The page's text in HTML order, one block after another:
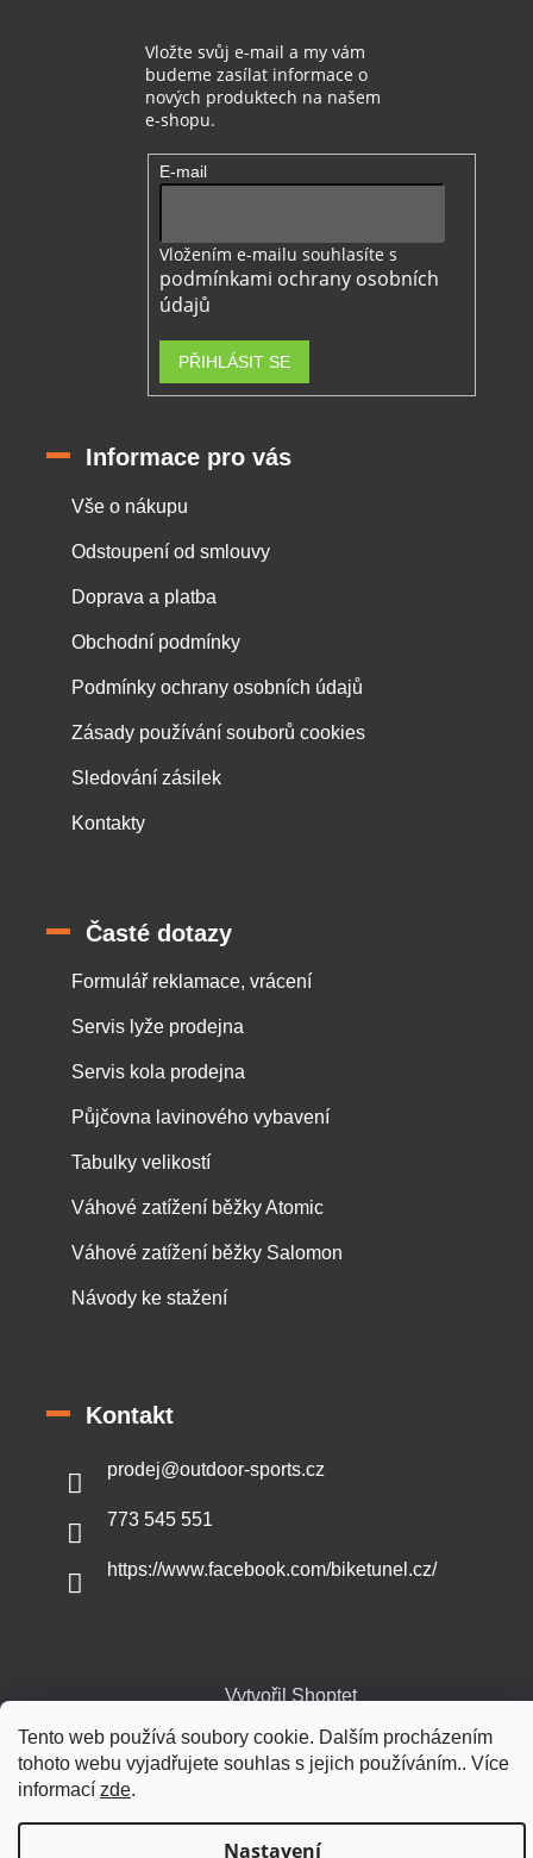
Tento web používá soubory cookie. Dalším procházením
tohoto webu vyjadřujete souhlas s jejich používáním.. Více
informací zde.
Nastavení
Vložte svůj e-mail a my vám
budeme zasílat informace o
nových produktech na našem
e-shopu.
E-mail
Vložením e-mailu souhlasíte s
podmínkami ochrany osobních
údajů
PŘIHLÁSIT SE
Informace pro vás
Vše o nákupu
Odstoupení od smlouvy
Doprava a platba
Obchodní podmínky
Podmínky ochrany osobních údajů
Zásady používání souborů cookies
Sledování zásilek
Kontakty
Časté dotazy
Formulář reklamace, vrácení
Servis lyže prodejna
Servis kola prodejna
Půjčovna lavinového vybavení
Tabulky velikostí
Váhové zatížení běžky Atomic
Váhové zatížení běžky Salomon
Návody ke stažení
Kontakt
prodej@outdoor-sports.cz
773 545 551
https://www.facebook.com/biketunel.cz/
Vytvořil Shoptet
Copyright 2026Outdoor-sports.cz. Všechna práva vyhrazena.